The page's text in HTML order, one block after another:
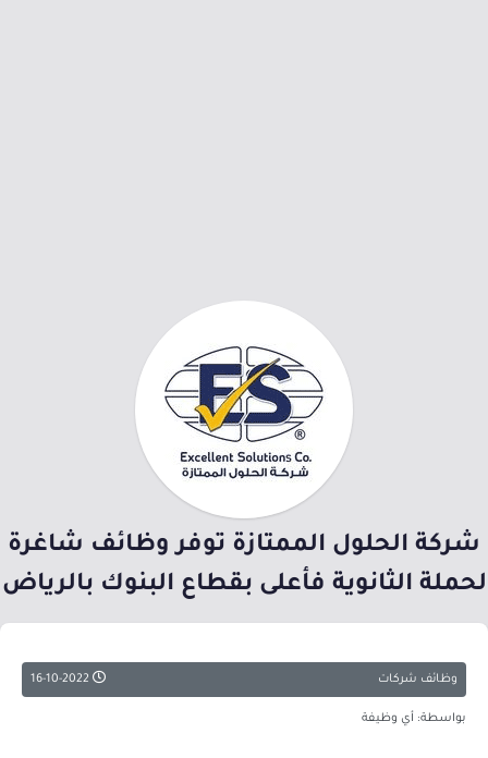
شركة الحلول الممتازة توفر وظائف شاغرة
لحملة الثانوية فأعلى بقطاع البنوك بالرياض
وظائف شركات
بواسطة: أي وظيفة